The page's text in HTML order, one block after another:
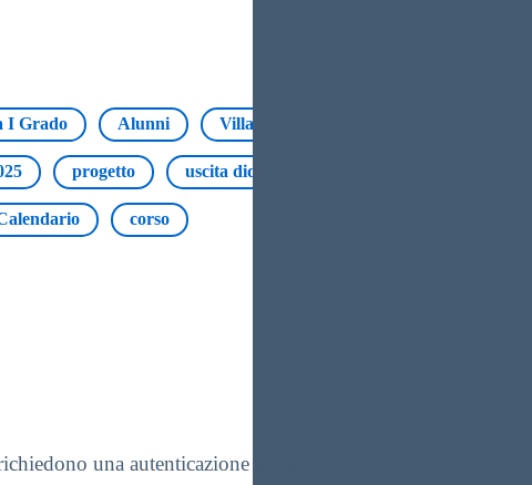
I Grado Alunni Villamassargia
progetto uscita didattica
corso
una autenticazione personale.